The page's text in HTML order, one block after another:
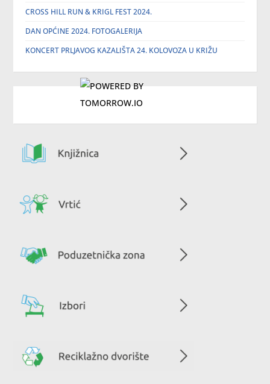
CROSS HILL RUN & KRIGL FEST 2024.
DAN OPĆINE 2024. FOTOGALERIJA
KONCERT PRLJAVOG KAZALIŠTA 24. KOLOVOZA U KRIŽU